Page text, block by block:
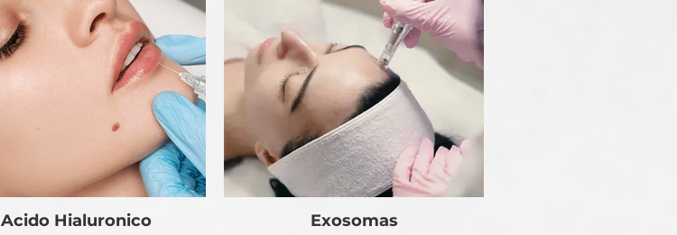
Acido Hialuronico Exosomas